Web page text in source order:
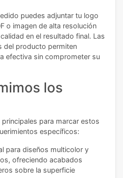
puedes adjuntar tu logo
o imagen de alta resolución
en el resultado final. Las
del producto permiten
efectiva sin comprometer su
los
para marcar estos
específicos:
para diseños multicolor y
ofreciendo acabados
sobre la superficie